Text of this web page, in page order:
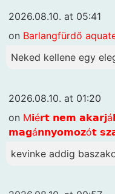
2026.08.10. at 05:41
on Barlangfürdő
Neked kellene egy
2026.08.10. at 01:20
on M𝗶é𝗿𝘁 𝗻𝗲𝗺
𝗺𝗮𝗴á𝗻𝗻𝘆𝗼𝗺𝗼𝘇ó𝘁
kevinke addig